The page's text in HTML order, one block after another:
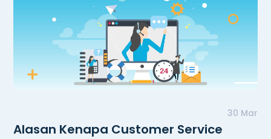
30 Mar
Alasan Kenapa Customer Service